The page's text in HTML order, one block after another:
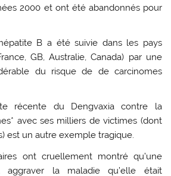
2000 et ont été abandonnés pour
B a été suivie dans les pays
GB, Australie, Canada) par une
du risque de de carcinomes
récente du Dengvaxia contre la
avec ses milliers de victimes (dont
est un autre exemple tragique.
ont cruellement montré qu’une
aggraver la maladiequ’elle était